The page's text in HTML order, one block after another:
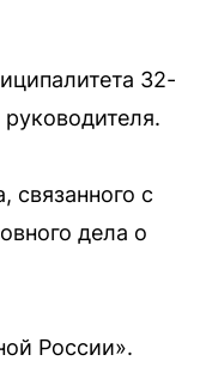
32-
связанного с
дела о
России».